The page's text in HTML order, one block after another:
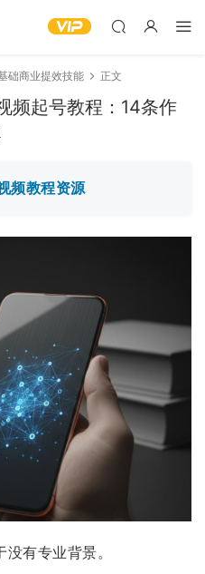
础商业提效技能 正文
频起号教程：14条作
频教程资源
有专业背景。